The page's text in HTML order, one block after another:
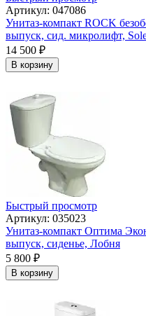
Артикул: 047086
Унитаз-компакт ROCK
выпуск, сид. микролифт,
14 500 ₽
В корзину
Быстрый просмотр
Артикул: 035023
Унитаз-компакт Оптима
выпуск, сиденье, Лобня
5 800 ₽
В корзину